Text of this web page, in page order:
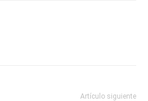
Artículo siguiente